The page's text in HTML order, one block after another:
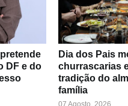
DF e do
Dia dos Pais
churrascarias
tradição do
família